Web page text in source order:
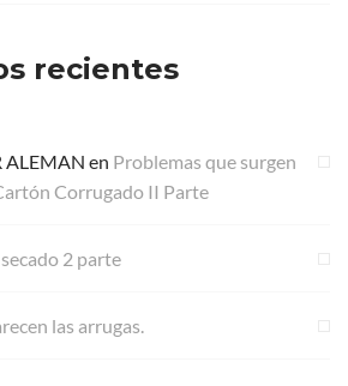
recientes
ALEMAN en Problemas que surgen
Corrugado II Parte
2 parte
las arrugas.